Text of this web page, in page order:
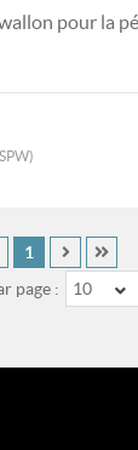
pour la
page : 10
1